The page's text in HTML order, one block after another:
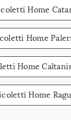
Home
Home
Home
Home